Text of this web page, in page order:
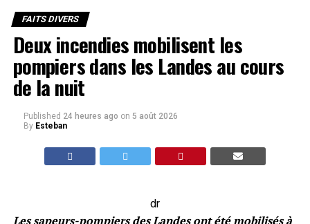
FAITS DIVERS
Deux incendies mobilisent les
pompiers dans les Landes au cours
de la nuit
Published 24 heures ago on 5 août 2026
By Esteban
dr
Les sapeurs-pompiers des Landes ont été mobilisés à